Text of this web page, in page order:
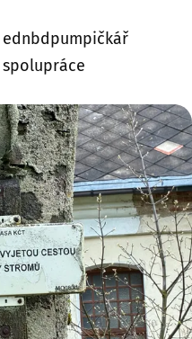
ednbdpumpičkář
spolupráce